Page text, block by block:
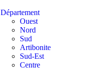
Département
Ouest
Nord
Sud
Artibonite
Sud-Est
Centre